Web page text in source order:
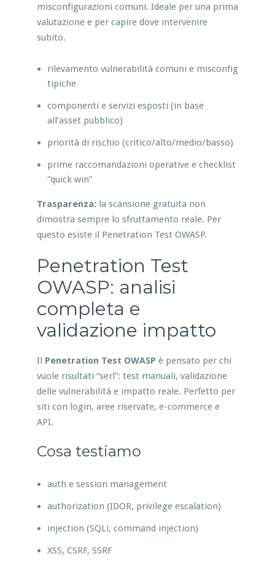
misconfigurazioni comuni. Ideale per una prima
valutazione e per capire dove intervenire
subito.
rilevamento vulnerabilità comuni e misconfig
tipiche
componenti e servizi esposti (in base
all’asset pubblico)
priorità di rischio (critico/alto/medio/basso)
prime raccomandazioni operative e checklist
“quick win”
Trasparenza: la scansione gratuita non
dimostra sempre lo sfruttamento reale. Per
questo esiste il Penetration Test OWASP.
Penetration Test
OWASP: analisi
completa e
validazione impatto
Il Penetration Test OWASP è pensato per chi
vuole risultati “serî”: test manuali, validazione
delle vulnerabilità e impatto reale. Perfetto per
siti con login, aree riservate, e-commerce e
API.
Cosa testiamo
auth e session management
authorization (IDOR, privilege escalation)
injection (SQLi, command injection)
XSS, CSRF, SSRF